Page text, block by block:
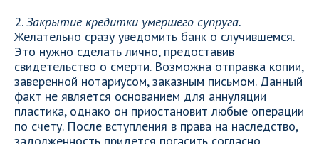
2.Закрытие кредитки умершего супруга.
Желательно сразу уведомить банк о случившемся.
Это нужно сделать лично, предоставив
свидетельство о смерти. Возможна отправка копии,
заверенной нотариусом, заказным письмом. Данный
факт не является основанием для аннуляции
пластика, однако он приостановит любые операции
по счету. После вступления в права на наследство,